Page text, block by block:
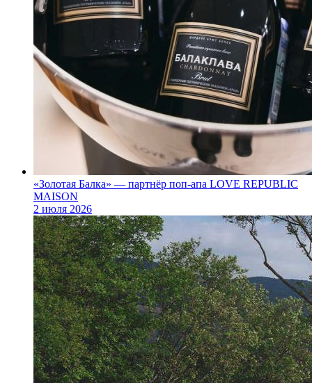
«Золотая Балка» — партнёр поп‑апа LOVE REPUBLIC
MAISON
2 июля 2026